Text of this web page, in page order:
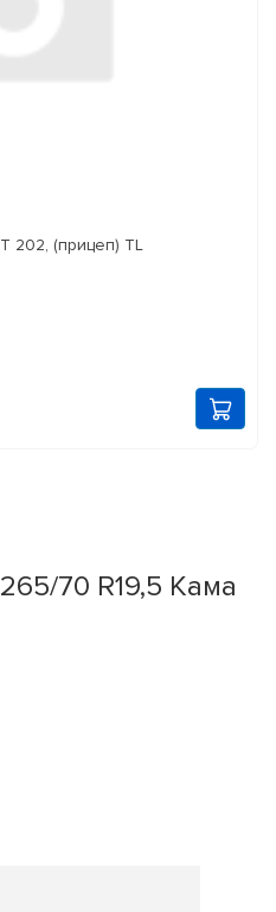
Шина 215/75 R17,5 <КАМА> NT 202, (прицеп) TL
70 R19,5 Кама